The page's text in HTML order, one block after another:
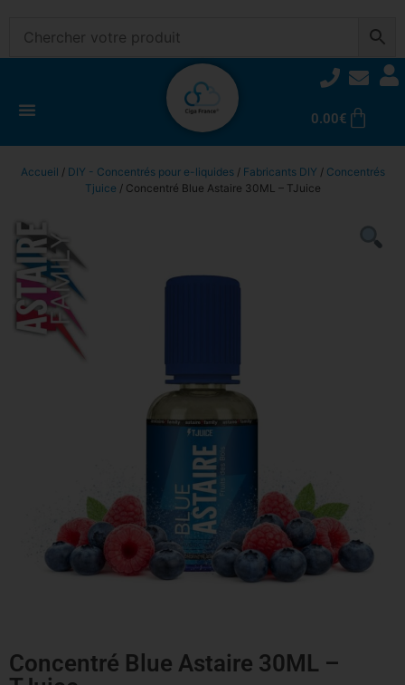
0.00€
Accueil / DIY - Concentrés pour e-liquides/ Fabricants DIY / Concentrés
Tjuice / Concentré Blue Astaire 30ML – TJuice
Concentré Blue Astaire 30ML –